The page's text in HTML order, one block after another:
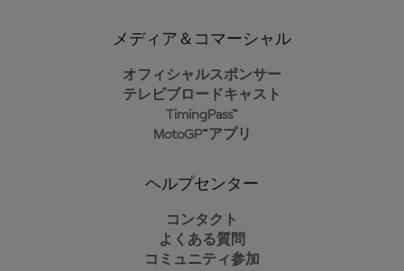
メディア＆コマーシャル
オフィシャルスポンサー
テレビブロードキャスト
TimingPass™
MotoGP™アプリ
ヘルプセンター
コンタクト
よくある質問
コミュニティ参加